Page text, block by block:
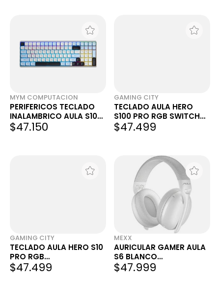
MYM COMPUTACION
PERIFERICOS TECLADO
INALAMBRICO AULA S100
PRO BLUE + WHITE +
PURPLE SWITCH BROWN
$47.150
GAMING CITY
TECLADO AULA HERO
S100 PRO RGB SWITCH
RED WHITE/BLUE/PURPLE
BLANCO/CELESTE/VIOLET
$47.499
GAMING CITY
TECLADO AULA HERO S10
PRO RGB
WHITE/BLUE/PURPLE
SWITCH BROWN
$47.499
MEXX
AURICULAR GAMER AULA
S6 BLANCO
ULTRALIGEROS
INALÁMBRICO
$47.999